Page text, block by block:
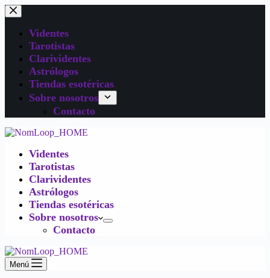
Videntes
Tarotistas
Clarividentes
Astrólogos
Tiendas esotéricas
Sobre nosotros
Contacto
Videntes
Tarotistas
Clarividentes
Astrólogos
Tiendas esotéricas
Sobre nosotros
Contacto
Menú